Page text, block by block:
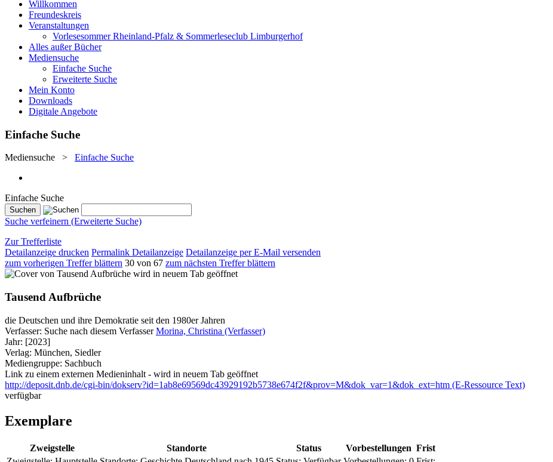
Willkommen
Freundeskreis
Veranstaltungen
Vorlesesommer Rheinland-Pfalz & Sommerleseclub Limburgerhof
Alles außer Bücher
Mediensuche
Einfache Suche
Erweiterte Suche
Mein Konto
Downloads
Digitale Angebote
Einfache Suche
Mediensuche > Einfache Suche
Einfache Suche
Suche verfeinern (Erweiterte Suche)
Zur Trefferliste
Detailanzeige drucken Permalink Detailanzeige Detailanzeige per E-Mail versenden
zum vorherigen Treffer blättern 30 von 67 zum nächsten Treffer blättern
wird in neuem Tab geöffnet
Tausend Aufbrüche
die Deutschen und ihre Demokratie seit den 1980er Jahren
Verfasser: Suche nach diesem Verfasser Morina, Christina (Verfasser)
Jahr: [2023]
Verlag: München, Siedler
Mediengruppe: Sachbuch
Link zu einem externen Medieninhalt - wird in neuem Tab geöffnet
http://deposit.dnb.de/cgi-bin/dokserv?id=1ab8e69569dc43929192b5738e674f2f&prov=M&dok_var=1&dok_ext=htm (E-Ressource Text)
verfügbar
Exemplare
Zweigstelle Standorte Status Vorbestellungen Frist